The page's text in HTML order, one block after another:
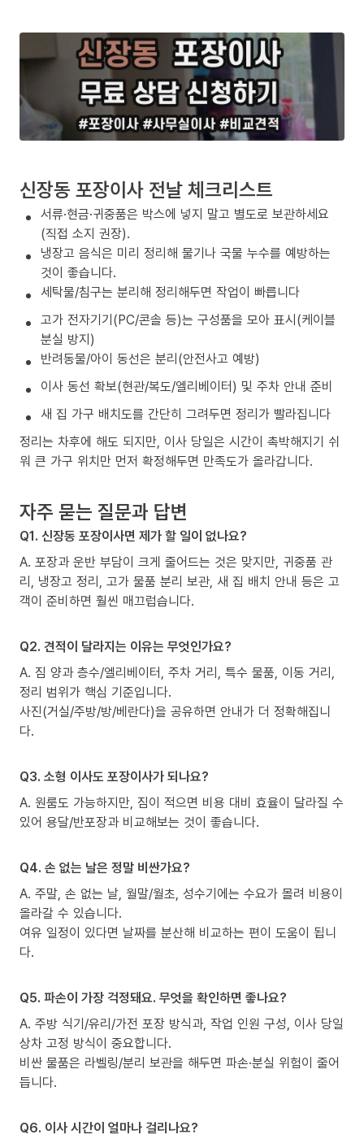
신장동 포장이사 전날 체크리스트
서류·현금·귀중품은 박스에 넣지 말고 별도로 보관하세요
(직접 소지 권장).
냉장고 음식은 미리 정리해 물기나 국물 누수를 예방하는
것이 좋습니다.
세탁물/침구는 분리해 정리해두면 작업이 빠릅니다
고가 전자기기(PC/콘솔 등)는 구성품을 모아 표시(케이블
분실 방지)
반려동물/아이 동선은 분리(안전사고 예방)
이사 동선 확보(현관/복도/엘리베이터) 및 주차 안내 준비
새 집 가구 배치도를 간단히 그려두면 정리가 빨라집니다
정리는 차후에 해도 되지만, 이사 당일은 시간이 촉박해지기 쉬
워 큰 가구 위치만 먼저 확정해두면 만족도가 올라갑니다.
자주 묻는 질문과 답변
Q1. 신장동 포장이사면 제가 할 일이 없나요?
A. 포장과 운반 부담이 크게 줄어드는 것은 맞지만, 귀중품 관
리, 냉장고 정리, 고가 물품 분리 보관, 새 집 배치 안내 등은 고
객이 준비하면 훨씬 매끄럽습니다.
Q2. 견적이 달라지는 이유는 무엇인가요?
A. 짐 양과 층수/엘리베이터, 주차 거리, 특수 물품, 이동 거리,
정리 범위가 핵심 기준입니다.
사진(거실/주방/방/베란다)을 공유하면 안내가 더 정확해집니
다.
Q3. 소형 이사도 포장이사가 되나요?
A. 원룸도 가능하지만, 짐이 적으면 비용 대비 효율이 달라질 수
있어 용달/반포장과 비교해보는 것이 좋습니다.
Q4. 손 없는 날은 정말 비싼가요?
A. 주말, 손 없는 날, 월말/월초, 성수기에는 수요가 몰려 비용이
올라갈 수 있습니다.
여유 일정이 있다면 날짜를 분산해 비교하는 편이 도움이 됩니
다.
Q5. 파손이 가장 걱정돼요. 무엇을 확인하면 좋나요?
A. 주방 식기/유리/가전 포장 방식과, 작업 인원 구성, 이사 당일
상차 고정 방식이 중요합니다.
비싼 물품은 라벨링/분리 보관을 해두면 파손·분실 위험이 줄어
듭니다.
Q6. 이사 시간이 얼마나 걸리나요?